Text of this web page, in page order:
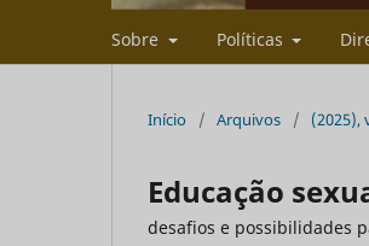
Sobre Políticas
Início / Arquivos / (2025),
Educação
desafios e possibilidades